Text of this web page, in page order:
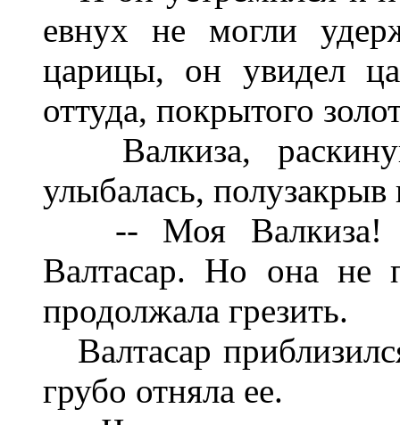
евнух не могли
царицы, он увидел
оттуда, покрытого
Валкиза,
улыбалась, полузакрыв
-- Моя Валкиза!
Валтасар. Но она не
продолжала грезить.
Валтасар
грубо отняла ее.